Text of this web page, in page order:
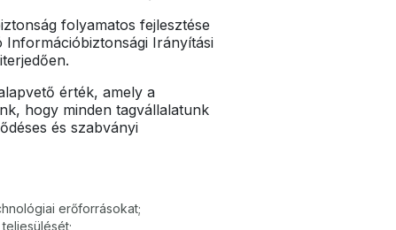
folyamatos fejlesztése
Információbiztonsági Irányítási
érték, amely a
hogy minden tagvállalatunk
és szabványi
erőforrásokat;